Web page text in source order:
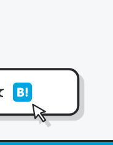
た。ポケットWifiみ
しか使わないので
考：
2019/05/15/1805